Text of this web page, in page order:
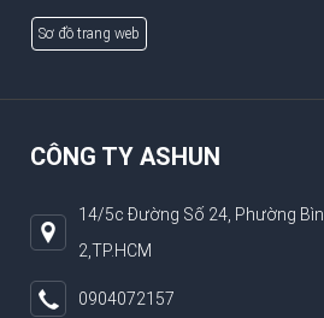
Sơ đồ trang web
CÔNG TY ASHUN
14/5c Đường Số 24, Phường
2,TP.HCM
0904072157